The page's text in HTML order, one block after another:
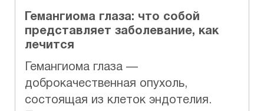
Гемангиома глаза: что собой
представляет заболевание, как
лечится
Гемангиома глаза —
доброкачественная опухоль,
состоящая из клеток эндотелия.